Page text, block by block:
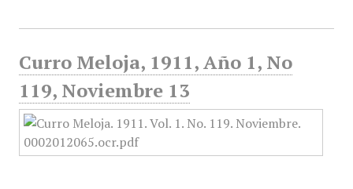
Curro Meloja, 1911, Año 1, No
119, Noviembre 13